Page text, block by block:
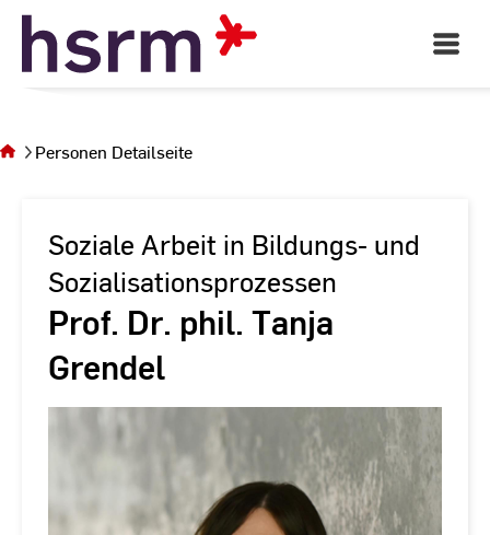
Skip
Content
Open
Main
sich auf
der SeitePersonen Detailseite
Soziale Arbeit in Bildungs- und
Sozialisationsprozessen
Prof. Dr. phil. Tanja
Grendel